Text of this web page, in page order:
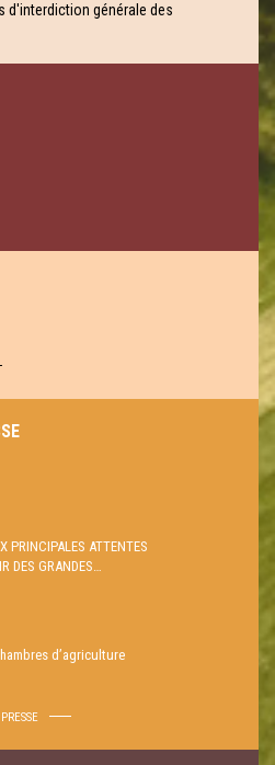
d'interdiction générale des
PRINCIPALES ATTENTES
DES GRANDES…
d’agriculture